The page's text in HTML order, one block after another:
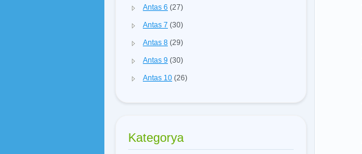
Antas 6 (27)
Antas 7 (30)
Antas 8 (29)
Antas 9 (30)
Antas 10 (26)
Kategorya